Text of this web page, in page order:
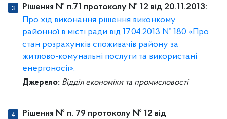
Рішення № п.71 протоколу № 12 від 20.11.2013:
Про хід виконання рішення виконкому
районної в місті ради від 17.04.2013 № 180 «Про
стан розрахунків споживачів району за
житлово-комунальні послуги та використані
енергоносії».
Джерело: Відділ економіки та промисловості
Рішення № п. 79 протоколу № 12 від